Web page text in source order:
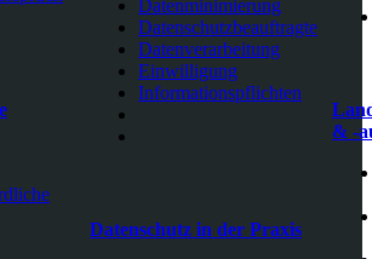
Datenminimierung
Datenschutzbeauftragte
Datenverarbeitung
Einwilligung
Informationspflichten
Datenschutz in der Praxis
& -